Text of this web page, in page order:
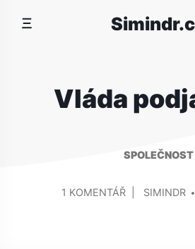
Vláda
SPOLEČNOST
1 KOMENTÁŘU
SIMINDR